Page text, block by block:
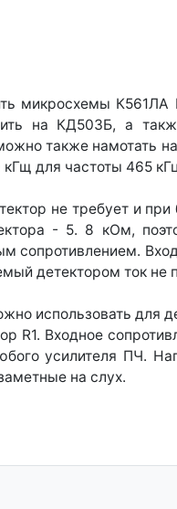
микросхемы
на КД503Б, а
также намотать
для частоты 465
не требует и
- 5. 8 кОм,
сопротивлением.
детектором ток не
использовать для
R1. Входное
усилителя ПЧ.
на слух.